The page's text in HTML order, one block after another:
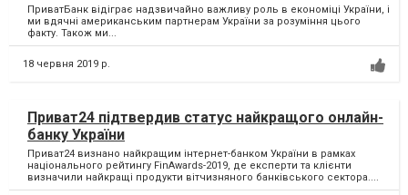
ПриватБанк відіграє надзвичайно важливу роль в економіці України, і
ми вдячні американським партнерам України за розуміння цього
факту. Також ми...
18 червня 2019 р.
Приват24 підтвердив статус найкращого онлайн-
банку України
Приват24 визнано найкращим інтернет-банком України в рамках
національного рейтингу FinAwards-2019, де експерти та клієнти
визначили найкращі продукти вітчизняного банківського сектора....